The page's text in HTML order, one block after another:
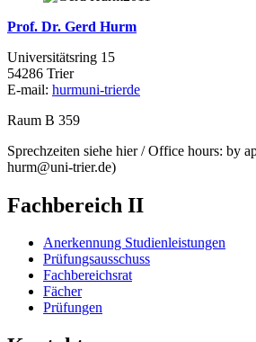
Prof. Dr. Gerd Hurm
Universitätsring 15
54286 Trier
E-mail: hurmuni-trierde
Raum B 359
Sprechzeiten siehe hier / Office hours: by
hurm@uni-trier.de)
Fachbereich II
Anerkennung Studienleistungen
Prüfungsausschuss
Fachbereichsrat
Fächer
Prüfungen